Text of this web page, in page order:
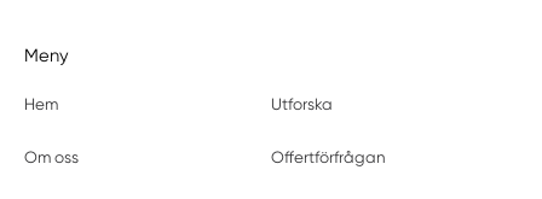
Meny
Hem Utforska
Om oss Offertförfrågan